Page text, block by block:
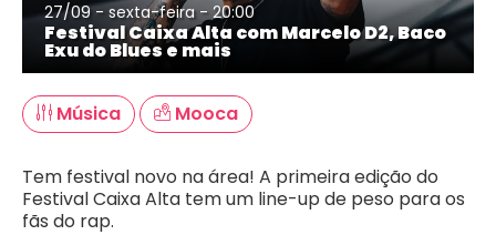
27/09 - sexta-feira - 20:00
Festival Caixa Alta com Marcelo D2, Baco
Exu do Blues e mais
Música Mooca
Tem festival novo na área! A primeira edição do
Festival Caixa Alta tem um line-up de peso para os
fãs do rap.